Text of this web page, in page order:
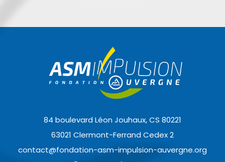
84 boulevard Léon Jouhaux, CS 80221
63021 Clermont-Ferrand Cedex 2
contact@fondation-asm-impulsion-auvergne.org